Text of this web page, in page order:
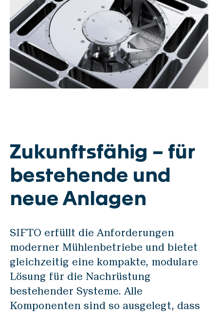
Zukunftsfähig – für
bestehende und
neue Anlagen
SIFTO erfüllt die Anforderungen
moderner Mühlenbetriebe und bietet
gleichzeitig eine kompakte, modulare
Lösung für die Nachrüstung
bestehender Systeme. Alle
Komponenten sind so ausgelegt, dass